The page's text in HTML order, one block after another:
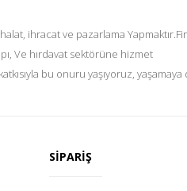
ihracat ve pazarlama
Ve hırdavat sektörüne hizmet
bu onuru yaşıyoruz, yaşamaya
SİPARİŞ